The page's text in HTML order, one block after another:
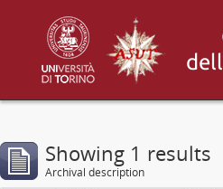
Showing 1 results
Archival description